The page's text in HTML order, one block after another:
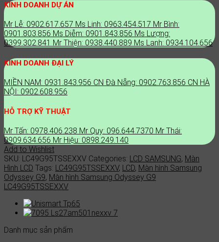
G9
(LC49G95TSSEXXV)
49
in
QLED
1Ms,
240Hz
quantity
KINH DOANH DỰ ÁN
Mr Lễ: 0902.617.657 Ms Linh: 0963.454.517 Mr Bình:
0901.803.856 Ms Diễm: 0901.843.856 Ms Lượng:
0399.302.841 Mr Thiện: 0938.440.889 Ms Lanh: 0934.104.656
KINH DOANH ĐẠI LÝ
MIỀN NAM: 0931.843.956 CN Đà Nẵng: 0902.763.856 CN HÀ
NỘI: 0902.608.956
HỖ TRỢ KỸ THUẬT
Mr Tấn: 0978.406.238 Mr Quy: 096.644.7370 Mr Thái:
0909.634.656 Mr Hiệu: 0898.249.140
Add to Wishlist
SKU: LC49G95TSSEXXV Categories: LCD SAMSUNG, Màn
Hình LCD Tags: LC49G95TSSEXXV, LCD, Màn hình Samsung
Odyssey G9, Màn hình Samsung Odyssey G9
LC49G95TSSEXXV
Danh mục sản phẩm